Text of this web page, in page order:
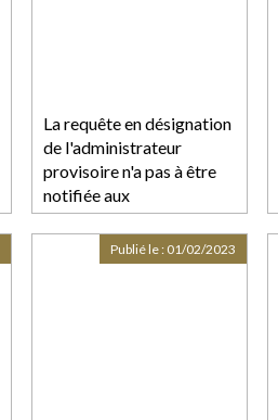
La requête en désignation
de l'administrateur
provisoire n'a pas à être
notifiée aux
copropriétaires
Publié le : 01/02/2023